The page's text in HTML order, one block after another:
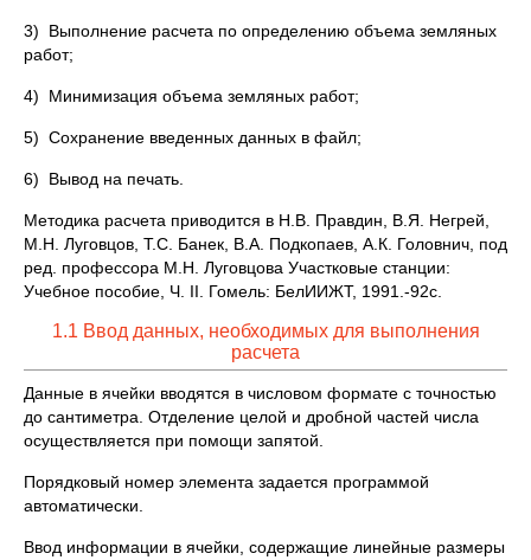
3) Выполнение расчета по определению объема земляных
работ;
4) Минимизация объема земляных работ;
5) Сохранение введенных данных в файл;
6) Вывод на печать.
Методика расчета приводится в Н.В. Правдин, В.Я. Негрей,
М.Н. Луговцов, Т.С. Банек, В.А. Подкопаев, А.К. Головнич, под
ред. профессора М.Н. Луговцова Участковые станции:
Учебное пособие, Ч. II. Гомель: БелИИЖТ, 1991.-92с.
1.1 Ввод данных, необходимых для выполнения
расчета
Данные в ячейки вводятся в числовом формате с точностью
до сантиметра. Отделение целой и дробной частей числа
осуществляется при помощи запятой.
Порядковый номер элемента задается программой
автоматически.
Ввод информации в ячейки, содержащие линейные размеры